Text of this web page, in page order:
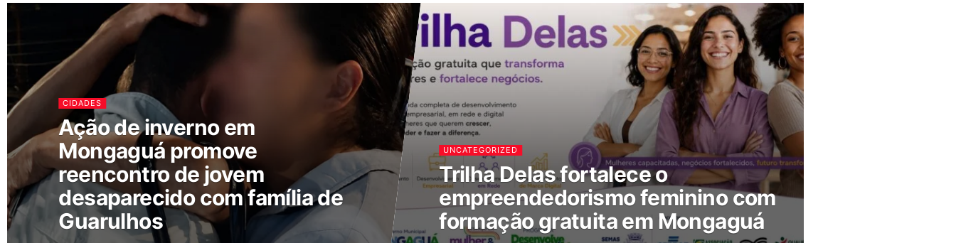
CIDADES
Ação de inverno em
Mongaguá promove
reencontro de jovem
desaparecido com família de
Guarulhos
UNCATEGORIZED
Trilha Delas fortalece o
empreendedorismo feminino com
formação gratuita em Mongaguá